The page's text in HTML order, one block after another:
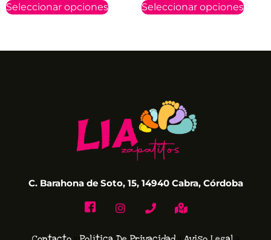
Seleccionar opciones Seleccionar opciones
C. Barahona de Soto, 15, 14940 Cabra, Córdoba